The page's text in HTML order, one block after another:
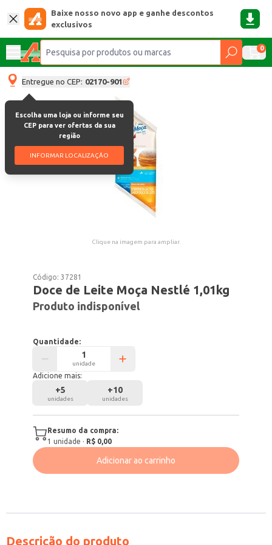
Baixe nosso novo app e ganhe descontos
exclusivos
0
Entregue no CEP: 02170-901
Escolha uma loja ou informe seu
CEP para ver ofertas da sua
região
INFORMAR LOCALIZAÇÃO
Clique na imagem para ampliar.
Código:37281
Doce de Leite Moça Nestlé 1,01kg
Produto indisponível
Quantidade:
unidade
Adicione mais:
+5
unidades
+10
unidades
Resumo da compra:
1 unidade · R$ 0,00
Adicionar ao carrinho
Descrição do produto